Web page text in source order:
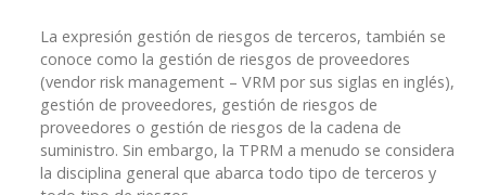
La expresión gestión de riesgos de terceros, también se
conoce como la gestión de riesgos de proveedores
(vendor risk management – VRM por sus siglas en inglés),
gestión de proveedores, gestión de riesgos de
proveedores o gestión de riesgos de la cadena de
suministro. Sin embargo, la TPRM a menudo se considera
la disciplina general que abarca todo tipo de terceros y